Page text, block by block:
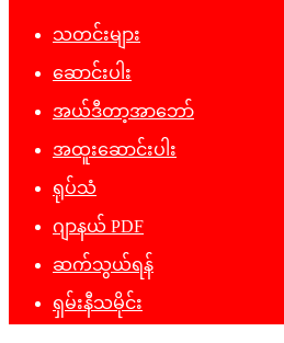
သတင်း
သတင်းများ
ဆောင်းပါး
အယ်ဒီတာ့အာဘော်
အထူးဆောင်းပါး
ရုပ်သံ
ဂျာနယ် PDF
ဆက်သွယ်ရန်
ရှမ်းနီသမိုင်း